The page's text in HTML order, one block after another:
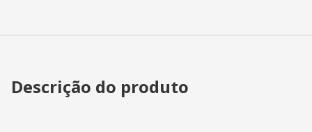
Descrição do produto